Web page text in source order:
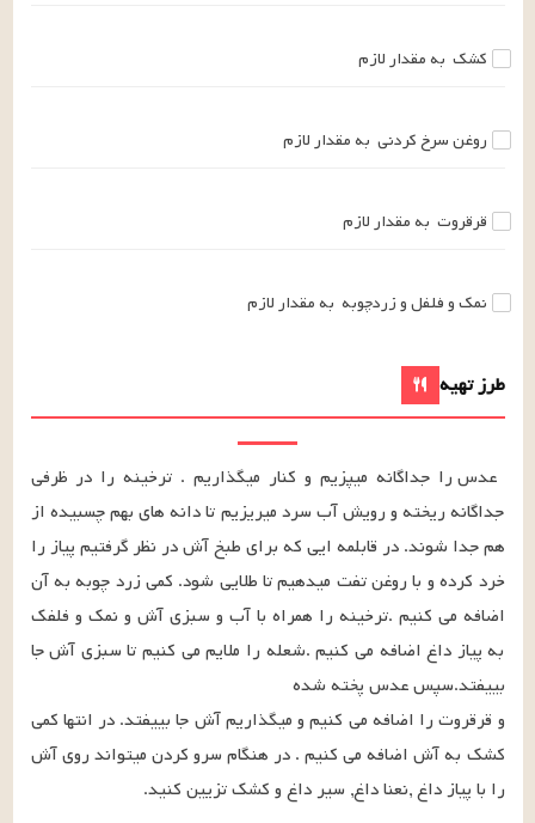
کشک به مقدار لازم
روغن سرخ کردنی به مقدار لازم
قرقروت به مقدار لازم
نمک و فلفل و زردچوبه به مقدار لازم
طرز تهیه
را با پیاز داغ ,نعنا داغ, سیر داغ و کشک تزیین کنید.